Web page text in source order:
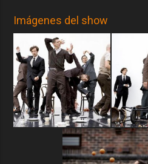
Imágenes del show